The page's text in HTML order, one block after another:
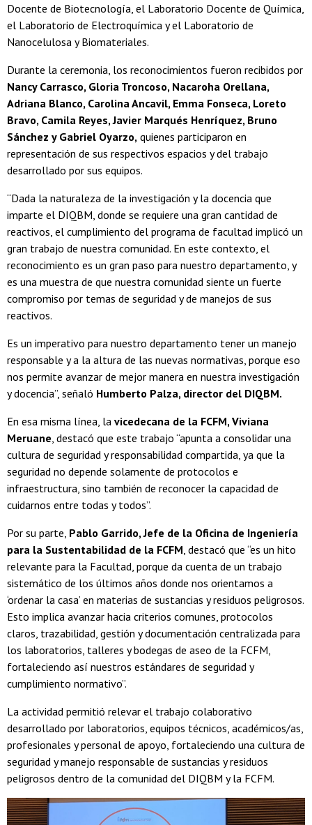
Docente de Biotecnología, el Laboratorio Docente de Química,
el Laboratorio de Electroquímica y el Laboratorio de
Nanocelulosa y Biomateriales.
Durante la ceremonia, los reconocimientos fueron recibidos por
Nancy Carrasco, Gloria Troncoso, Nacaroha Orellana,
Adriana Blanco, Carolina Ancavil, Emma Fonseca, Loreto
Bravo, Camila Reyes, Javier Marqués Henríquez, Bruno
Sánchez y Gabriel Oyarzo, quienes participaron en
representación de sus respectivos espacios y del trabajo
desarrollado por sus equipos.
“Dada la naturaleza de la investigación y la docencia que
imparte el DIQBM, donde se requiere una gran cantidad de
reactivos, el cumplimiento del programa de facultad implicó un
gran trabajo de nuestra comunidad. En este contexto, el
reconocimiento es un gran paso para nuestro departamento, y
es una muestra de que nuestra comunidad siente un fuerte
compromiso por temas de seguridad y de manejos de sus
reactivos.
Es un imperativo para nuestro departamento tener un manejo
responsable y a la altura de las nuevas normativas, porque eso
nos permite avanzar de mejor manera en nuestra investigación
y docencia”, señaló Humberto Palza, director del DIQBM.
En esa misma línea, la vicedecana de la FCFM, Viviana
Meruane, destacó que este trabajo “apunta a consolidar una
cultura de seguridad y responsabilidad compartida, ya que la
seguridad no depende solamente de protocolos e
infraestructura, sino también de reconocer la capacidad de
cuidarnos entre todas y todos”.
Por su parte, Pablo Garrido, Jefe de la Oficina de Ingeniería
para la Sustentabilidad de la FCFM, destacó que “es un hito
relevante para la Facultad, porque da cuenta de un trabajo
sistemático de los últimos años donde nos orientamos a
‘ordenar la casa’ en materias de sustancias y residuos peligrosos.
Esto implica avanzar hacia criterios comunes, protocolos
claros, trazabilidad, gestión y documentación centralizada para
los laboratorios, talleres y bodegas de aseo de la FCFM,
fortaleciendo así nuestros estándares de seguridad y
cumplimiento normativo”.
La actividad permitió relevar el trabajo colaborativo
desarrollado por laboratorios, equipos técnicos, académicos/as,
profesionales y personal de apoyo, fortaleciendo una cultura de
seguridad y manejo responsable de sustancias y residuos
peligrosos dentro de la comunidad del DIQBM y la FCFM.